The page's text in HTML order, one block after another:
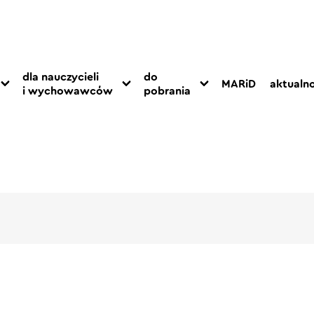
dla nauczycieli
i wychowawców
do
pobrania
MARiD